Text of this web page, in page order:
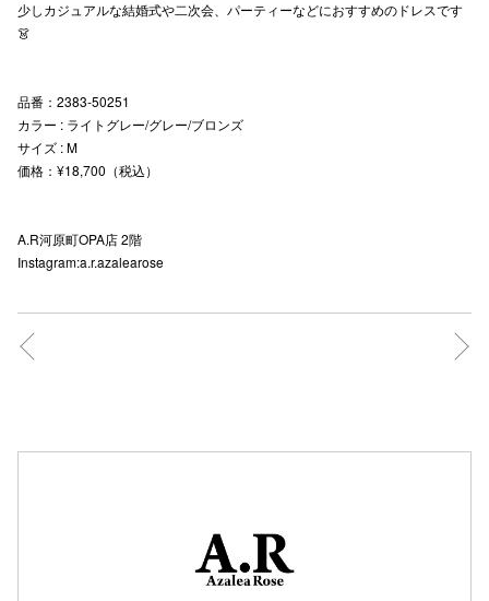
少しカジュアルな結婚式や二次会、パーティーなどにおすすめのドレスです
👗
品番：2383-50251
カラー : ライトグレー/グレー/ブロンズ
サイズ : M
価格：¥18,700（税込）
A.R河原町OPA店 2階
Instagram:a.r.azalearose
ソーシャル
キャナルシ
那覇